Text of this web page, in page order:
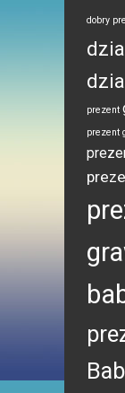
dobry
prezent
prezent